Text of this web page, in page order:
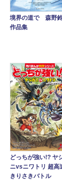
境界の道で 森野
作品集
どっちが強い!? ヤ
ニvsニワトリ 超高
きりさきバトル